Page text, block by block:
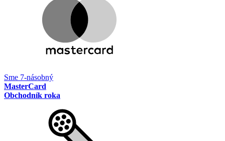
Sme 7-násobný
MasterCard
Obchodník roka